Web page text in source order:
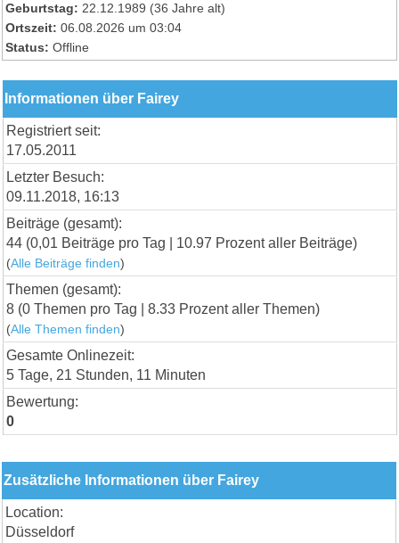
Geburtstag: 22.12.1989 (36 Jahre alt)
Ortszeit: 06.08.2026 um 03:04
Status: Offline
Informationen über Fairey
Registriert seit:
17.05.2011
Letzter Besuch:
09.11.2018, 16:13
Beiträge (gesamt):
44 (0,01 Beiträge pro Tag | 10.97 Prozent aller Beiträge)
(Alle Beiträge finden)
Themen (gesamt):
8 (0 Themen pro Tag | 8.33 Prozent aller Themen)
(Alle Themen finden)
Gesamte Onlinezeit:
5 Tage, 21 Stunden, 11 Minuten
Bewertung:
0
Zusätzliche Informationen über Fairey
Location:
Düsseldorf